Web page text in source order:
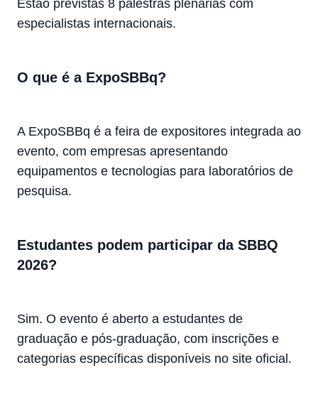
Estão previstas 8 palestras plenárias com
especialistas internacionais.
O que é a ExpoSBBq?
A ExpoSBBq é a feira de expositores integrada ao
evento, com empresas apresentando
equipamentos e tecnologias para laboratórios de
pesquisa.
Estudantes podem participar da SBBQ
2026?
Sim. O evento é aberto a estudantes de
graduação e pós-graduação, com inscrições e
categorias específicas disponíveis no site oficial.